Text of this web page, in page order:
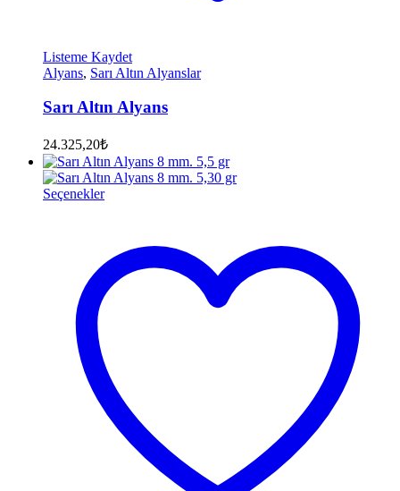
Listeme Kaydet
Alyans, Sarı Altın Alyanslar
Sarı Altın Alyans
24.325,20₺
Seçenekler